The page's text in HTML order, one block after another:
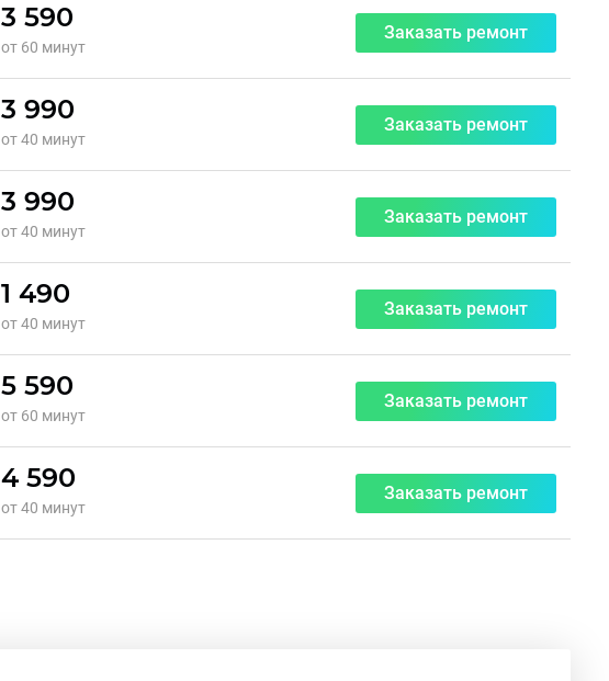
3 590
от 60 минут
Заказать ремонт
3 990
от 40 минут
Заказать ремонт
3 990
от 40 минут
Заказать ремонт
1 490
от 40 минут
Заказать ремонт
5 590
от 60 минут
Заказать ремонт
4 590
от 40 минут
Заказать ремонт